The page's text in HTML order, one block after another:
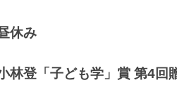
休み
林登「子ども学」賞 第4回